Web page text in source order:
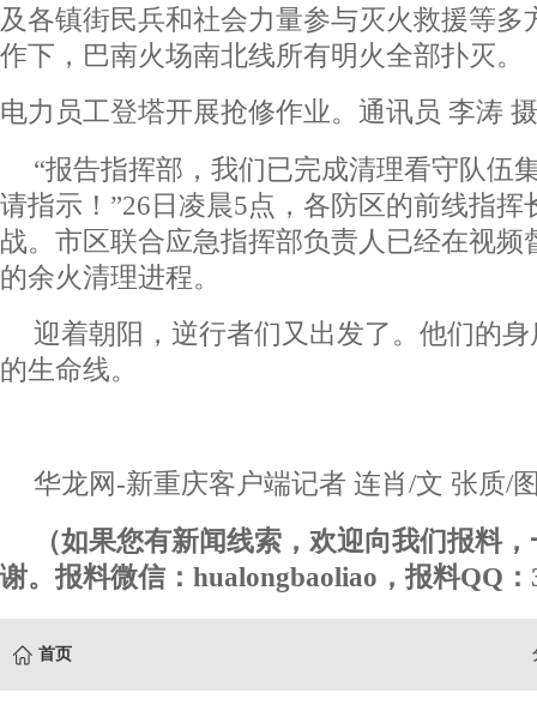
及各镇街民兵和社会力量参与灭火救援等多
作下，巴南火场南北线所有明火全部扑灭。
电力员工登塔开展抢修作业。通讯员 李涛 摄
“报告指挥部，我们已完成清理看守队伍
请指示！”26日凌晨5点，各防区的前线指挥
战。市区联合应急指挥部负责人已经在视频
的余火清理进程。
迎着朝阳，逆行者们又出发了。他们的
的生命线。
华龙网-新重庆客户端记者 连肖/文 张质/
（如果您有新闻线索，欢迎向我们报料
谢。报料微信：hualongbaoliao，报料QQ：
首页